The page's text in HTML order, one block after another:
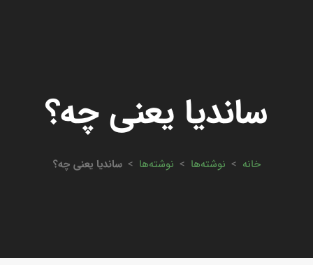
ساندیا یعنی چه؟
خانه > نوشته‌ها > نوشته‌ها > ساندیا یعنی چه؟